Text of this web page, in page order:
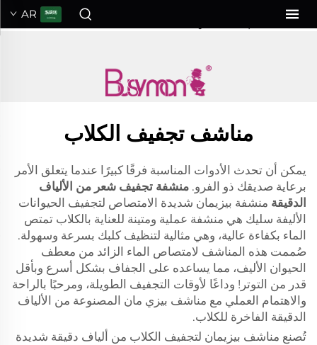
منشفة تجفيف شعر من الألياف الدقيقة
BusyMan Super Absorbe...">
AR
مناشف تجفيف الكلاب
يمكن أن تحدث الأدوات المناسبة فرقًا كبيرًا عندما يتعلق الأمر
برعاية صديقك ذو الفرو. منشفة تجفيف شعر من الألياف
الدقيقة منشفة بيزيمان شديدة الامتصاص لتجفيف الحيوانات
الأليفة سليك هي منشفة عملية ومتينة للعناية بالكلاب تمتص
الماء بكفاءة عالية، وهي مثالية لتنظيف كلبك بسرعة وسهولة.
صُممت هذه المناشف لامتصاص الماء الزائد من معطف
الحيوان الأليف، مما يساعده على الجفاف بشكل أسرع وبأقل
قدر من التوتر! وداعًا لأوقات التجفيف الطويلة، ومرحبًا بالراحة
والاهتمام العملي مع مناشف بيزي مان المصنوعة من الألياف
الدقيقة الفاخرة للكلاب.
تُصنع مناشف بيزيمان لتجفيف الكلاب من ألياف دقيقة شديدة